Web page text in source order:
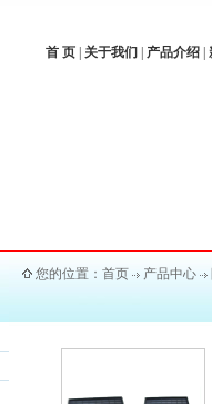
首 页 关于我们 产品介绍
您的位置： 首页 产品中心